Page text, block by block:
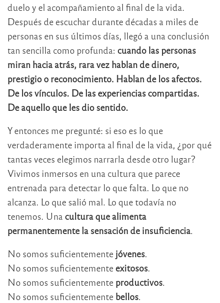
duelo y el acompañamiento al final de la vida.
Después de escuchar durante décadas a miles de
personas en sus últimos días, llegó a una conclusión
tan sencilla como profunda: cuando las personas
miran hacia atrás, rara vez hablan de dinero,
prestigio o reconocimiento. Hablan de los afectos.
De los vínculos. De las experiencias compartidas.
De aquello que les dio sentido.
Y entonces me pregunté: si eso es lo que
verdaderamente importa al final de la vida, ¿por qué
tantas veces elegimos narrarla desde otro lugar?
Vivimos inmersos en una cultura que parece
entrenada para detectar lo que falta. Lo que no
alcanza. Lo que salió mal. Lo que todavía no
tenemos. Una cultura que alimenta
permanentemente la sensación de insuficiencia.
No somos suficientemente jóvenes.
No somos suficientemente exitosos.
No somos suficientemente productivos.
No somos suficientemente bellos.